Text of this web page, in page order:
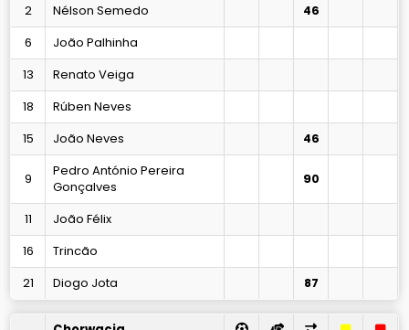
2 Nélson Semedo 46
6
João Palhinha
13
Renato Veiga
18
Rúben Neves
15
João Neves 46
9
Pedro António Pereira
Gonçalves
90
11
João Félix
16
Trincão
21
Diogo Jota 87